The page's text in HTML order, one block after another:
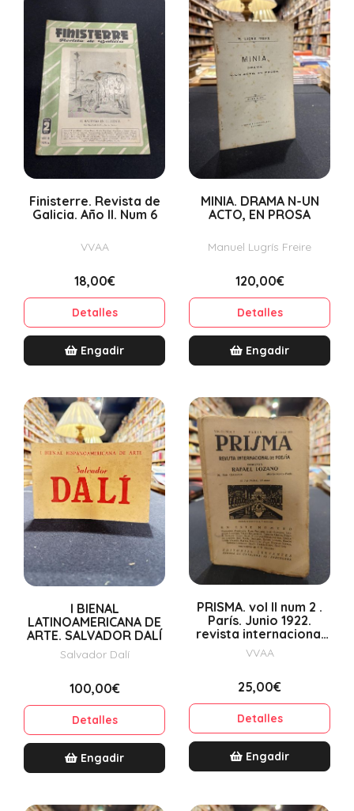
Finisterre. Revista de
Galicia. Año II. Num 6
VVAA
18,00€
Detalles
Engadir
MINIA. DRAMA N-UN
ACTO, EN PROSA
Manuel Lugrís Freire
120,00€
Detalles
Engadir
I BIENAL
LATINOAMERICANA DE
ARTE. SALVADOR DALÍ
Salvador Dalí
100,00€
Detalles
Engadir
PRISMA. vol II num 2 .
París. Junio 1922.
revista internacional
de poesía
VVAA
25,00€
Detalles
Engadir